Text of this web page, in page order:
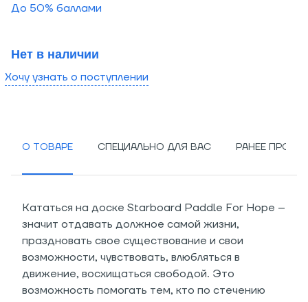
До 50% баллами
Нет в наличии
Хочу узнать о поступлении
О ТОВАРЕ СПЕЦИАЛЬНО ДЛЯ ВАС РАНЕЕ
Кататься на доске Starboard Paddle For Hope –
значит отдавать должное самой жизни,
праздновать свое существование и свои
возможности, чувствовать, влюбляться в
движение, восхищаться свободой. Это
возможность помогать тем, кто по стечению